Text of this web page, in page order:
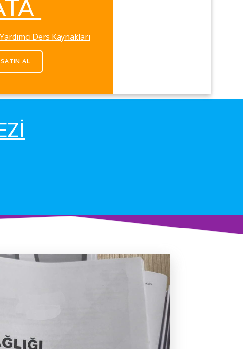
Ders Kaynakları
SATIN AL